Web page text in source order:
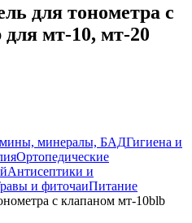
для тонометра с
мт-10, мт-20
минералы, БАДГигиена и
Ортопедические
Антисептики и
и фиточаиПитание
с клапаном мт-10blb